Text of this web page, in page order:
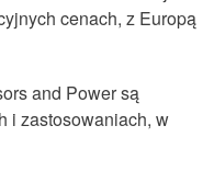
cenach, z Europą
and Power są
i zastosowaniach, w